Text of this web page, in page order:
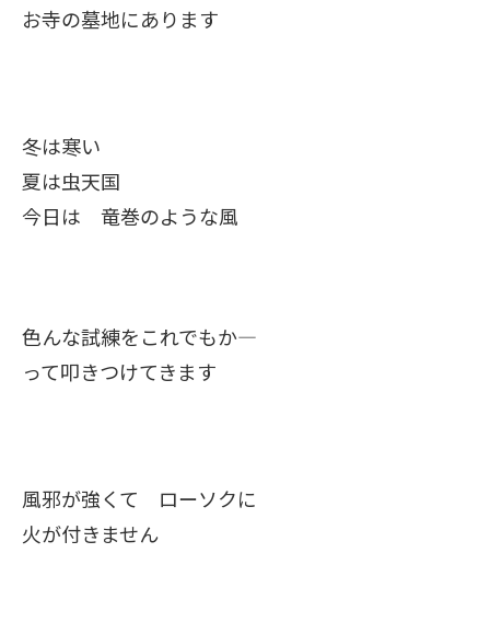
お寺の墓地にあります
冬は寒い
夏は虫天国
今日は 竜巻のような風
色んな試練をこれでもか―
って叩きつけてきます
風邪が強くて ローソクに
火が付きません